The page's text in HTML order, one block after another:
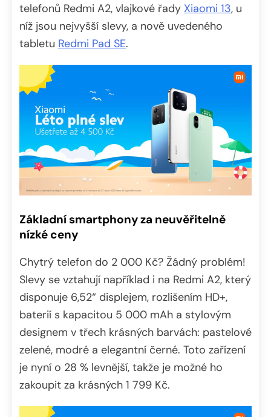
telefonů Redmi A2, vlajkové řady Xiaomi 13, u
níž jsou nejvyšší slevy, a nově uvedeného
tabletu Redmi Pad SE.
Základní smartphony za neuvěřitelně
nízké ceny
Chytrý telefon do 2 000 Kč? Žádný problém!
Slevy se vztahují například i na Redmi A2, který
disponuje 6,52“ displejem, rozlišením HD+,
baterií s kapacitou 5 000 mAh a stylovým
designem v třech krásných barvách: pastelové
zelené, modré a elegantní černé. Toto zařízení
je nyní o 28 % levnější, takže je možné ho
zakoupit za krásných 1 799 Kč.